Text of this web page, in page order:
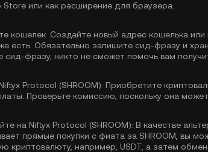
Store или как расширение для браузера.
кошелек: Создайте новый адрес кошелька
есть. Обязательно запишите сид-фразу и
сид-фразу, никто не сможет помочь вам
Protocol (SHROOM): Приобретите
Проверьте комиссию, поскольку она
на Niftyx Protocol (SHROOM): В качестве
прямые покупки с фиата за SHROOM, вы
криптовалюту, например, USDT, а затем